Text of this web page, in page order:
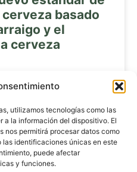
utilizamos tecnologías como las
la información del dispositivo. El
nos permitirá procesar datos como
identificaciones únicas en este
puede afectar
y funciones.
basado
y el
cerveza
4 5 Siguiente »